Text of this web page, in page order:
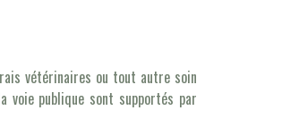
vétérinaires ou tout autre soin
voie publique sont supportés par